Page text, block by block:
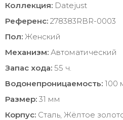
Коллекция: Datejust
Референс: 278383RBR-0003
Пол: Женский
Механизм: Автоматический
Запас хода: 55 ч.
Водонепроницаемость: 100
Размер: 31 мм
Корпус: Сталь, Жёлтое